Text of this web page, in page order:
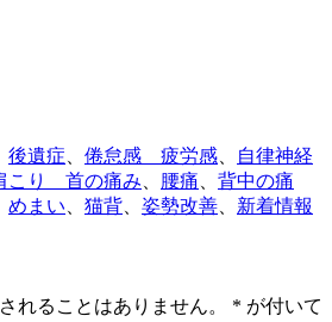
後遺症 倦怠感 疲労感
自律神経
こり 首の痛み 腰痛
背中の痛
めまい 猫背 姿勢改善 新着情報
れることはありません。 * が付いて